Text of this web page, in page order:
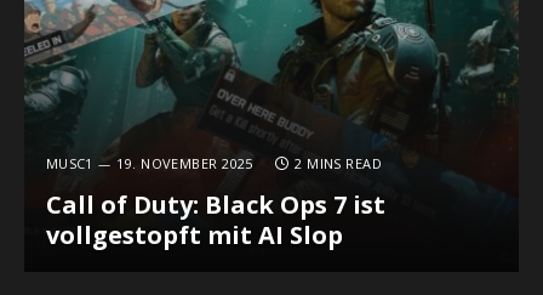
MUSC1 19. NOVEMBER 2025 2 MINS READ
Call of Duty: Black Ops 7 ist
vollgestopft mit AI Slop